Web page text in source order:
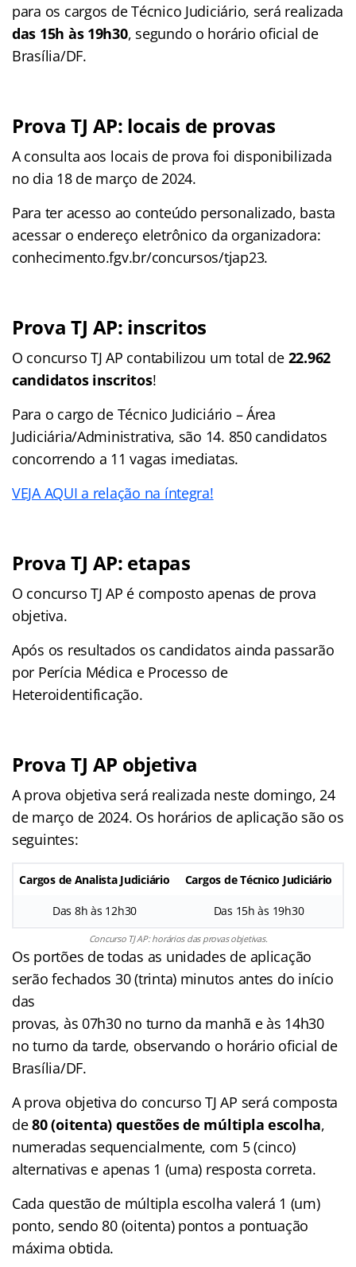
para os cargos de Técnico Judiciário, será realizada
das 15h às 19h30, segundo o horário oficial de
Brasília/DF.
Prova TJ AP: locais de provas
A consulta aos locais de prova foi disponibilizada
no dia 18 de março de 2024.
Para ter acesso ao conteúdo personalizado, basta
acessar o endereço eletrônico da organizadora:
conhecimento.fgv.br/concursos/tjap23.
Prova TJ AP: inscritos
O concurso TJ AP contabilizou um total de 22.962
candidatos inscritos!
Para o cargo de Técnico Judiciário – Área
Judiciária/Administrativa, são 14. 850 candidatos
concorrendo a 11 vagas imediatas.
VEJA AQUI a relação na íntegra!
Prova TJ AP: etapas
O concurso TJ AP é composto apenas de prova
objetiva.
Após os resultados os candidatos ainda passarão
por Perícia Médica e Processo de
Heteroidentificação.
Prova TJ AP objetiva
A prova objetiva será realizada neste domingo, 24
de março de 2024. Os horários de aplicação são os
seguintes:
Cargos de Analista Judiciário Cargos de Técnico Judiciário
Das 8h às 12h30 Das 15h às 19h30
Concurso TJ AP: horários das provas objetivas.
Os portões de todas as unidades de aplicação
serão fechados 30 (trinta) minutos antes do início
das
provas, às 07h30 no turno da manhã e às 14h30
no turno da tarde, observando o horário oficial de
Brasília/DF.
A prova objetiva do concurso TJ AP será composta
de80 (oitenta) questões de múltipla escolha,
numeradas sequencialmente, com 5 (cinco)
alternativas e apenas 1 (uma) resposta correta.
Cada questão de múltipla escolha valerá 1 (um)
ponto, sendo 80 (oitenta) pontos a pontuação
máxima obtida.